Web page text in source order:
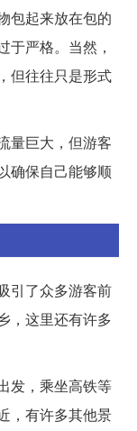
包起来放在包的
于严格。当然，
但往往只是形式
量巨大，但游客
确保自己能够顺
引了众多游客前
，这里还有许多
发，乘坐高铁等
，有许多其他景